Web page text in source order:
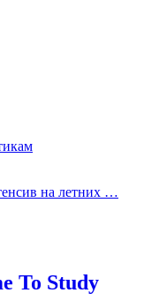
на летних …
To Study